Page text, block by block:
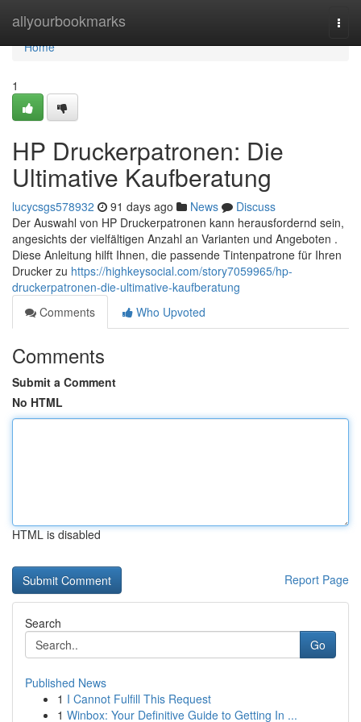
allyourbookmarks
Home
Home
1
HP Druckerpatronen: Die
Ultimative Kaufberatung
lucycsgs578932 91 days ago News
Discuss
Der Auswahl von HP Druckerpatronen kann herausfordernd sein,
angesichts der vielfältigen Anzahl an Varianten und Angeboten .
Diese Anleitung hilft Ihnen, die passende Tintenpatrone für Ihren
Drucker zu https://highkeysocial.com/story7059965/hp-
druckerpatronen-die-ultimative-kaufberatung
Comments
Who Upvoted
Comments
Submit a Comment
No HTML
HTML is disabled
Report Page
Search
Go
Published News
1 I Cannot Fulfill This Request
1 Winbox: Your Definitive Guide to Getting In ...